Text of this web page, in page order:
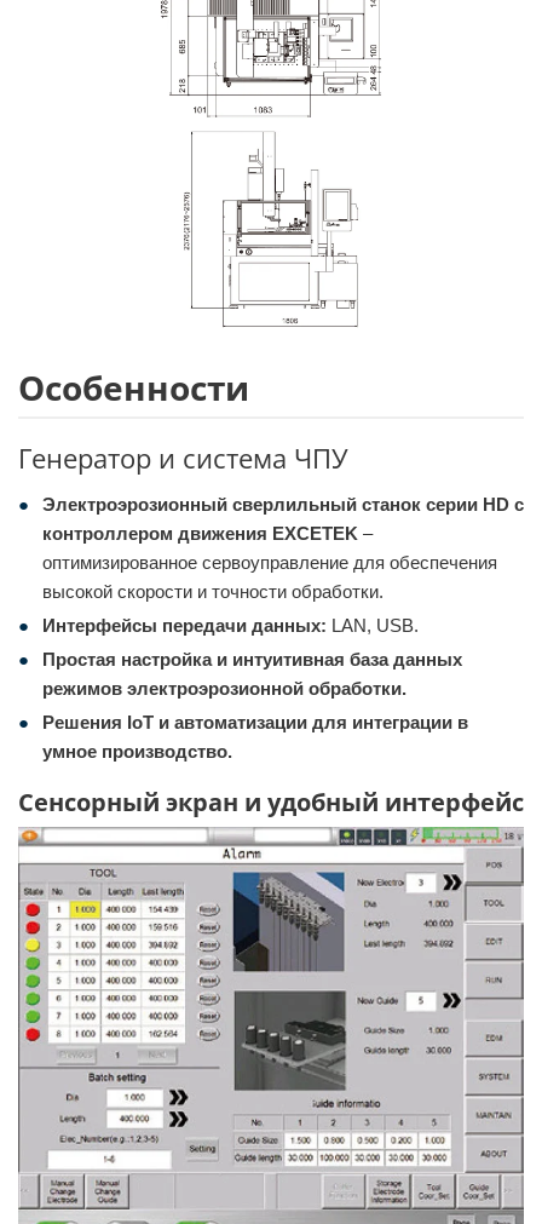
Особенности
Генератор и система ЧПУ
Электроэрозионный сверлильный станок серии HD с
контроллером движения EXCETEK –
оптимизированное сервоуправление для обеспечения
высокой скорости и точности обработки.
Интерфейсы передачи данных: LAN, USB.
Простая настройка и интуитивная база данных
режимов электроэрозионной обработки.
Решения IoT и автоматизации для интеграции в
умное производство.
Сенсорный экран и удобный интерфейс